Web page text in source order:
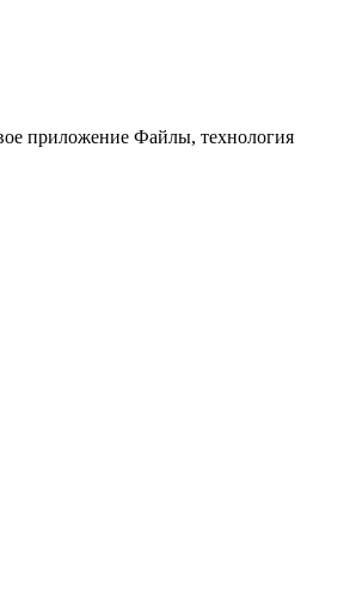
приложение Файлы, технология